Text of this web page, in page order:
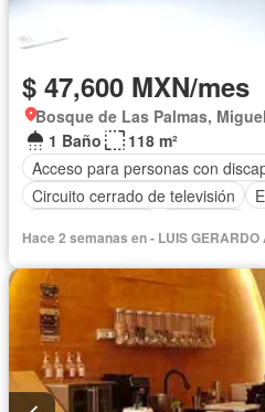
$ 47,600 MXN/mes
Bosque de Las Palmas,
1 Baño
118 m²
Acceso para personas con
Circuito cerrado de televisión
Hace 2 semanas en - LUIS